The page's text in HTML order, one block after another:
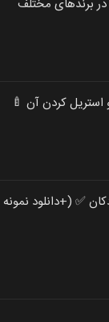
در برندهای مختلف
کردن آن 🍼
✅ (+دانلود نمونه